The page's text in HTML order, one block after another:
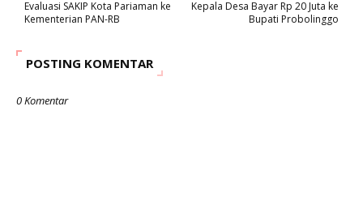
Kepala Desa Bayar Rp 20 Juta ke
Bupati Probolinggo
Evaluasi SAKIP Kota Pariaman ke
Kementerian PAN-RB
POSTING KOMENTAR
0 Komentar